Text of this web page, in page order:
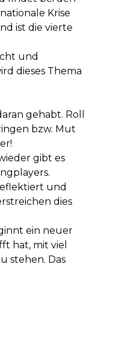
Krise
ist die vierte
und
dieses Thema
gehabt. Roll
bzw. Mut
gibt es
und
dies
ein neuer
hat, mit viel
stehen. Das